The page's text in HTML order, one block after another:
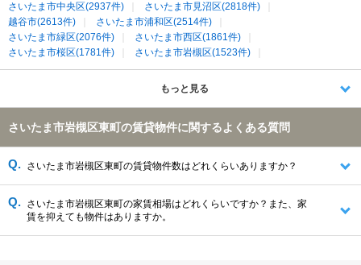
さいたま市中央区(2937件)
さいたま市見沼区(2818件)
越谷市(2613件)
さいたま市浦和区(2514件)
さいたま市緑区(2076件)
さいたま市西区(1861件)
さいたま市桜区(1781件)
さいたま市岩槻区(1523件)
春日部市(1368件)
上尾市(1086件)
蓮田市(716件)
北足立郡伊奈町(199件)
もっと見る
さいたま市岩槻区東町の賃貸物件に関するよくある質問
さいたま市岩槻区東町の賃貸物件数はどれくらいありますか？
さいたま市岩槻区東町の家賃相場はどれくらいですか？また、家
賃を抑えても物件はありますか。